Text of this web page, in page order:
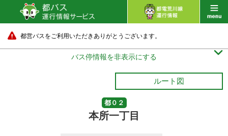
都営バスをご利用いただきありがとうございます。
バス停情報を非表示にする 
ルート図
都０２
本所一丁目